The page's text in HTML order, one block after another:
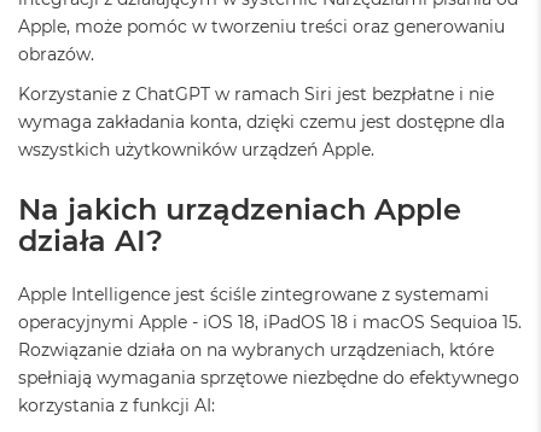
B
c
B
o
N
e
o
1
2
B
M
Apple, może pomóc w tworzeniu treści oraz generowaniu
obrazów.
Korzystanie z ChatGPT w ramach Siri jest bezpłatne i nie
wymaga zakładania konta, dzięki czemu jest dostępne dla
wszystkich użytkowników urządzeń Apple.
Na jakich urządzeniach Apple
działa AI?
Apple Intelligence jest ściśle zintegrowane z systemami
operacyjnymi Apple - iOS 18, iPadOS 18 i macOS Sequioa 15.
Rozwiązanie działa on na wybranych urządzeniach, które
spełniają wymagania sprzętowe niezbędne do efektywnego
korzystania z funkcji AI: